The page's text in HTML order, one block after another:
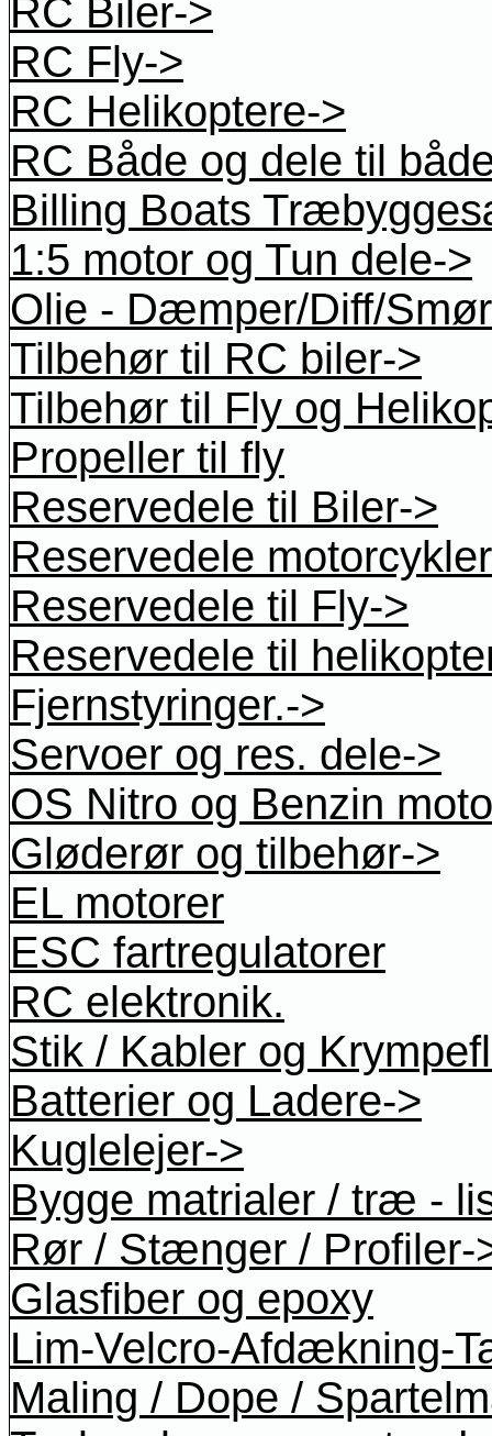
RC Biler->
RC Fly->
RC Helikoptere->
RC Både og dele til
Billing Boats
1:5 motor og Tun dele->
Olie - Dæmper/Diff/
Tilbehør til RC biler->
Tilbehør til Fly og
Propeller til fly
Reservedele til Biler->
Reservedele
Reservedele til Fly->
Reservedele til
Fjernstyringer.->
Servoer og res. dele->
OS Nitro og Benzin
Gløderør og tilbehør->
EL motorer
ESC fartregulatorer
RC elektronik.
Stik / Kabler og
Batterier og Ladere->
Kuglelejer->
Bygge matrialer / træ -
Rør / Stænger / Profiler-
Glasfiber og epoxy
Lim-Velcro-Afdækning-
Maling / Dope /